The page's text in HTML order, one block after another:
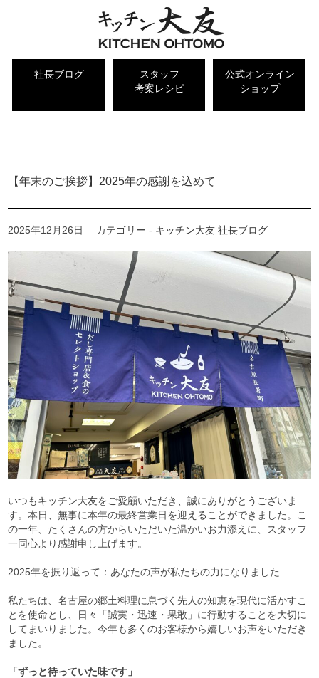
社長ブログ
スタッフ
考案レシピ
公式オンライン
ショップ
【年末のご挨拶】2025年の感謝を込めて
2025年12月26日 カテゴリー - キッチン大友 社長ブログ
いつもキッチン大友をご愛顧いただき、誠にありがとうございま
す。本日、無事に本年の最終営業日を迎えることができました。こ
の一年、たくさんの方からいただいた温かいお力添えに、スタッフ
一同心より感謝申し上げます。
2025年を振り返って：あなたの声が私たちの力になりました
私たちは、名古屋の郷土料理に息づく先人の知恵を現代に活かすこ
とを使命とし、日々「誠実・迅速・果敢」に行動することを大切に
してまいりました。今年も多くのお客様から嬉しいお声をいただき
ました。
「ずっと待っていた味です」